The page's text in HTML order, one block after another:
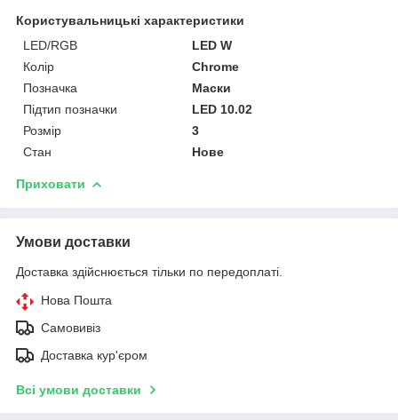
Користувальницькі характеристики
LED/RGB
LED W
Колір
Chrome
Позначка
Маски
Підтип позначки
LED 10.02
Розмір
3
Стан
Нове
Приховати
Умови доставки
Доставка здійснюється тільки по передоплаті.
Нова Пошта
Самовивіз
Доставка кур'єром
Всі умови доставки